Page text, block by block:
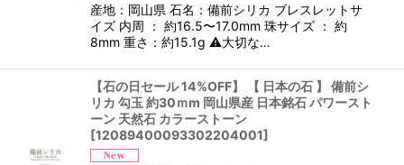
産地：岡山県 石名：備前シリカ ブレスレットサ
イズ 内周 ： 約16.5〜17.0mm 珠サイズ ： 約
8mm 重さ：約15.1g ⚠大切な…
【石の日セール 14%OFF】 【 日本の石 】 備前シ
リカ 勾玉 約30ｍm 岡山県産 日本銘石 パワースト
ーン 天然石 カラーストーン
[12089400093302204001]